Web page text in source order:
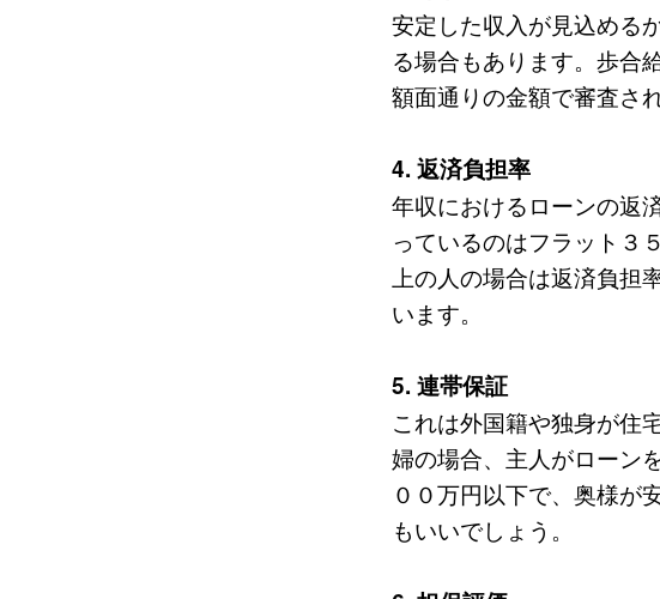
安定した収入が見込める
る場合もあります。歩合
額面通りの金額で審査さ
4. 返済負担率
年収におけるローンの返
っているのはフラット３
上の人の場合は返済負担
います。
5. 連帯保証
これは外国籍や独身が住
婦の場合、主人がローン
００万円以下で、奥様が
もいいでしょう。